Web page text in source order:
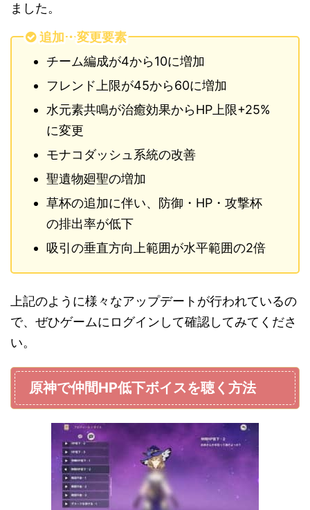
ました。
追加・変更要素
チーム編成が4から10に増加
フレンド上限が45から60に増加
水元素共鳴が治癒効果からHP上限+25%
に変更
モナコダッシュ系統の改善
聖遺物廻聖の増加
草杯の追加に伴い、防御・HP・攻撃杯
の排出率が低下
吸引の垂直方向上範囲が水平範囲の2倍
上記のように様々なアップデートが行われているの
で、ぜひゲームにログインして確認してみてくださ
い。
原神で仲間HP低下ボイスを聴く方法